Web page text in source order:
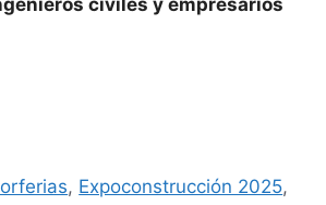
, Expoconstrucción 2025,